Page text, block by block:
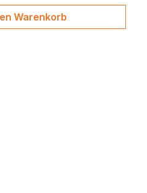
Wert
Warenkorb